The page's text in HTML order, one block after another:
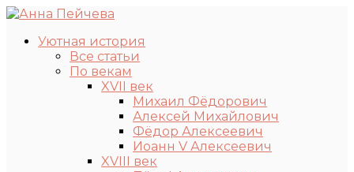
Уютная история
Все статьи
По векам
XVII век
Михаил Фёдорович
Алексей Михайлович
Фёдор Алексеевич
Иоанн V Алексеевич
XVIII век